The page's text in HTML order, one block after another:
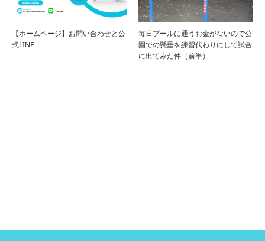
【ホームページ】お問い合わせと公
式LINE
毎日プールに通うお金がないので公
園での懸垂を練習代わりにして試合
に出てみた件（前半）